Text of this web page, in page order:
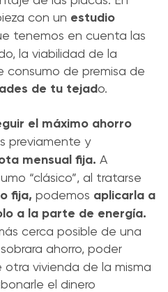
con un estudio
tenemos en cuenta las
la viabilidad de la
consumo de premisa de
de tu tejado.
el máximo ahorro
previamente y
mensual fija. A
“clásico”, al tratarse
fija, podemos aplicarla a
a la parte de energía.
cerca posible de una
ahorro, poder
vivienda de la misma
el dinero